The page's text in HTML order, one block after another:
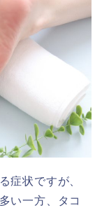
症状ですが、
い一方、タコ